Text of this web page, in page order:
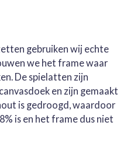
gebruiken wij echte
we het frame waar
De spielatten zijn
en zijn gemaakt
is gedroogd, waardoor
is en het frame dus niet